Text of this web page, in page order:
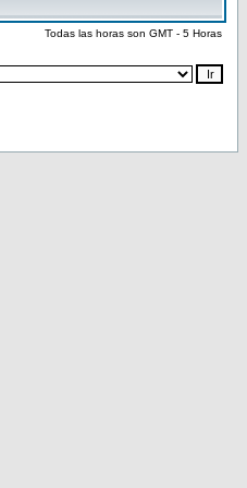
Todas las horas son GMT - 5 Horas